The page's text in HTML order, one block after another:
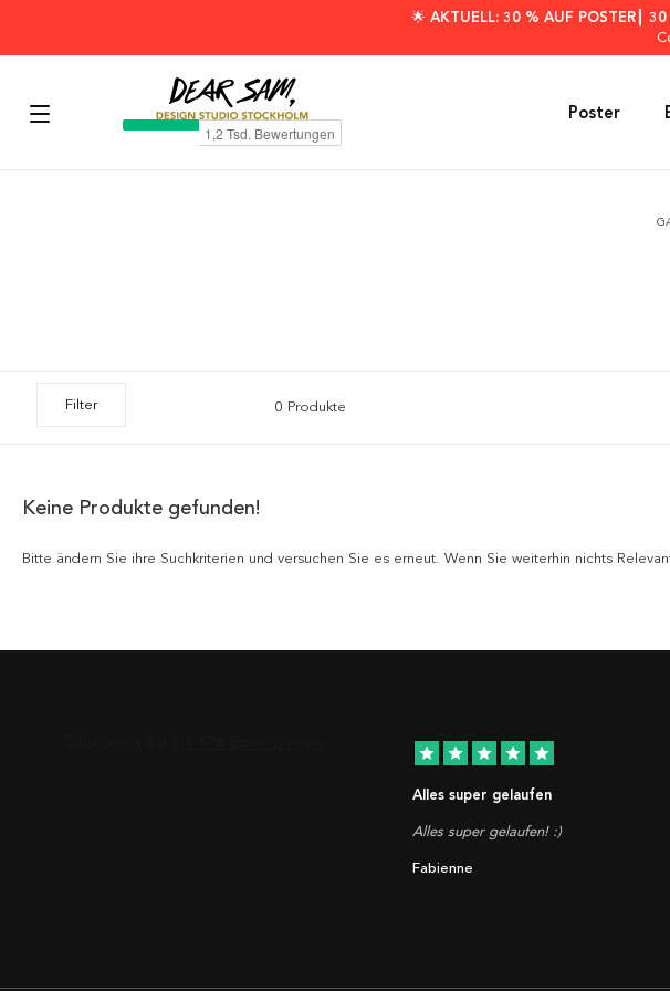
🌟 AKTUELL: 30 % AUF POSTER┃ 30
Poster
Filter 0 Produkte
Keine Produkte gefunden!
Bitte ändern Sie ihre Suchkriterien und versuchen Sie es erneut. Wenn Sie weiterhin nichts
star star star star star
Alles super gelaufen
Alles super gelaufen! :)
Fabienne